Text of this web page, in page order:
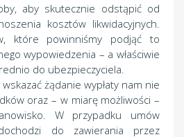
aby skutecznie odstąpić od
kosztów likwidacyjnych.
które powinniśmy podjąć to
wypowiedzenia – a właściwie
do ubezpieczyciela.
żądanie wypłaty nam nie
oraz – w miarę możliwości –
W przypadku umów
do zawierania przez